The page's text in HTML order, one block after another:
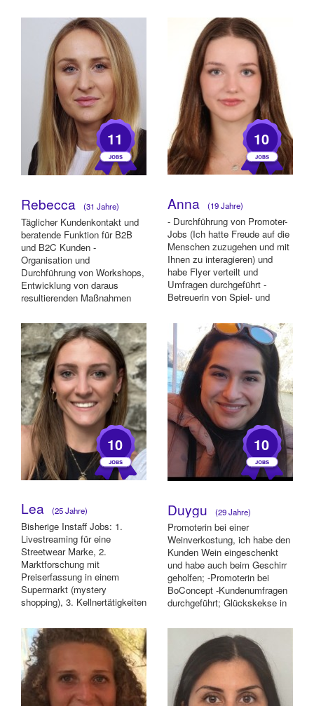
Tätigkeit als Jugendrei...
11
Rebecca (31 Jahre)
Täglicher Kundenkontakt und
beratende Funktion für B2B
und B2C Kunden -
Organisation und
Durchführung von Workshops,
Entwicklung von daraus
resultierenden Maßnahmen
10
Anna (19 Jahre)
- Durchführung von Promoter-
Jobs (Ich hatte Freude auf die
Menschen zuzugehen und mit
Ihnen zu interagieren) und
habe Flyer verteilt und
Umfragen durchgeführt -
Betreuerin von Spiel- und
10
Lea (25 Jahre)
Bisherige Instaff Jobs: 1.
Livestreaming für eine
Streetwear Marke, 2.
Marktforschung mit
Preiserfassung in einem
Supermarkt (mystery
shopping), 3. Kellnertätigkeiten
...
10
Duygu (29 Jahre)
Promoterin bei einer
Weinverkostung, ich habe den
Kunden Wein eingeschenkt
und habe auch beim Geschirr
geholfen; -Promoterin bei
BoConcept -Kundenumfragen
durchgeführt; Glückskekse in